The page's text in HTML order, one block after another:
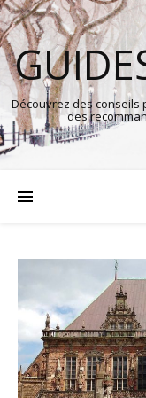
Découvrez des conseils
des